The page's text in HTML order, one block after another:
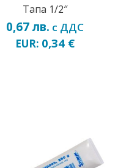
Тапа 1/2″
0,67лв. с ДДС
EUR: 0,34 €